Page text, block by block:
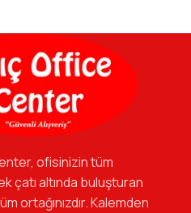
hizmetinizdeyiz.
ofisinizin tüm
çatı altında buluşturan
ortağınızdır. Kalemden